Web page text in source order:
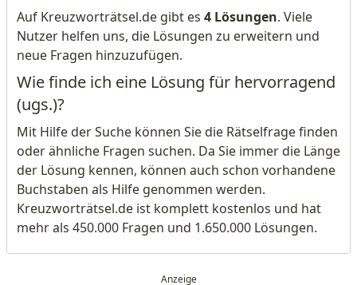
Auf Kreuzworträtsel.de gibt es 4 Lösungen. Viele
Nutzer helfen uns, die Lösungen zu erweitern und
neue Fragen hinzuzufügen.
Wie finde ich eine Lösung für hervorragend
(ugs.)?
Mit Hilfe der Suche können Sie die Rätselfrage finden
oder ähnliche Fragen suchen. Da Sie immer die Länge
der Lösung kennen, können auch schon vorhandene
Buchstaben als Hilfe genommen werden.
Kreuzworträtsel.de ist komplett kostenlos und hat
mehr als 450.000 Fragen und 1.650.000 Lösungen.